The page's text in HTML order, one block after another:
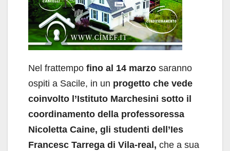
Nel frattempo fino al 14 marzo saranno
ospiti a Sacile, in un progetto che vede
coinvolto l’Istituto Marchesini sotto il
coordinamento della professoressa
Nicoletta Caine, gli studenti dell’Ies
Francesc Tarrega di Vila-real, che a sua